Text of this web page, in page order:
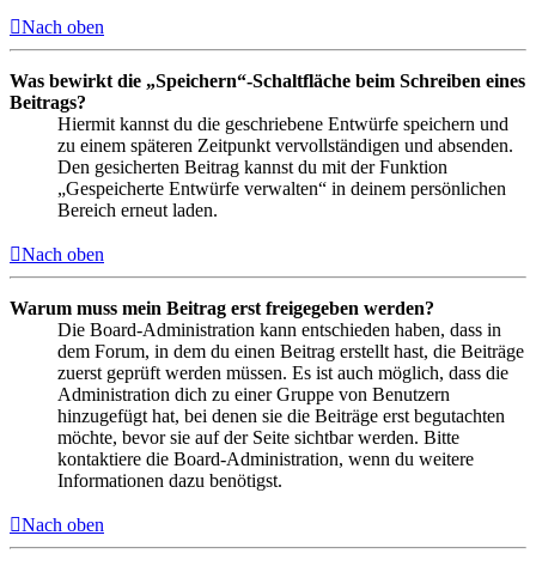
Nach oben
Was bewirkt die „Speichern“-Schaltfläche beim Schreiben eines
Beitrags?
Hiermit kannst du die geschriebene Entwürfe speichern und
zu einem späteren Zeitpunkt vervollständigen und absenden.
Den gesicherten Beitrag kannst du mit der Funktion
„Gespeicherte Entwürfe verwalten“ in deinem persönlichen
Bereich erneut laden.
Nach oben
Warum muss mein Beitrag erst freigegeben werden?
Die Board-Administration kann entschieden haben, dass in
dem Forum, in dem du einen Beitrag erstellt hast, die Beiträge
zuerst geprüft werden müssen. Es ist auch möglich, dass die
Administration dich zu einer Gruppe von Benutzern
hinzugefügt hat, bei denen sie die Beiträge erst begutachten
möchte, bevor sie auf der Seite sichtbar werden. Bitte
kontaktiere die Board-Administration, wenn du weitere
Informationen dazu benötigst.
Nach oben